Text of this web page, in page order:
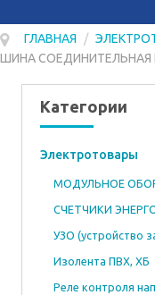
ГЛАВНАЯ /
ШИНА СОЕДИНИТЕЛЬНАЯ
Категории
Электротовары
МОДУЛЬНОЕ
СЧЕТЧИКИ
УЗО (устройство
Изолента ПВХ, ХБ
Реле контроля